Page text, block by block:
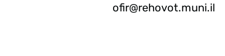
ofir@rehovot.muni.il